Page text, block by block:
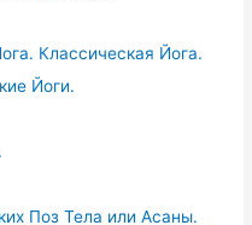
Классическая Йога.
Йоги.
Поз Тела или Асаны.